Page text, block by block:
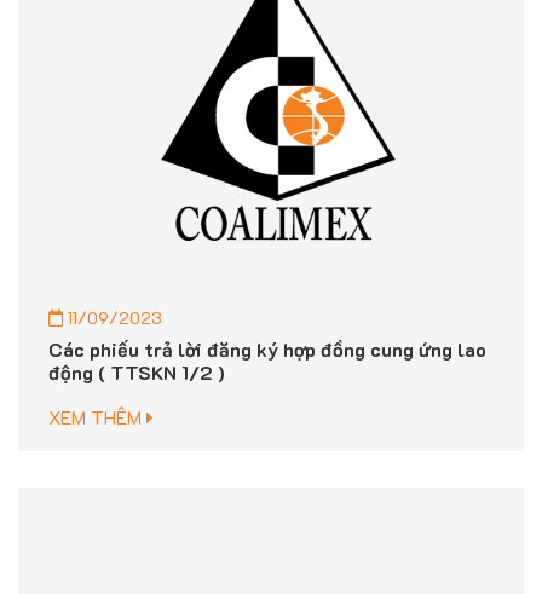
11/09/2023
Các phiếu trả lời đăng ký hợp đồng cung ứng lao
động ( TTSKN 1/2 )
XEM THÊM